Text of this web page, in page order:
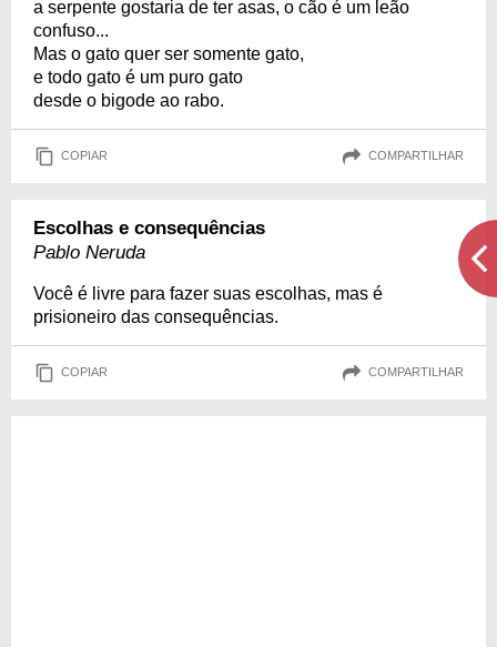
a serpente gostaria de ter asas, o cão é um leão
confuso...
Mas o gato quer ser somente gato,
e todo gato é um puro gato
desde o bigode ao rabo.
COPIAR COMPARTILHAR
Escolhas e consequências
Pablo Neruda
Você é livre para fazer suas escolhas, mas é
prisioneiro das consequências.
COPIAR COMPARTILHAR